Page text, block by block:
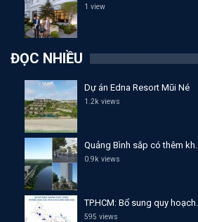
1 view
ĐỌC NHIỀU
Dự án Edna Resort Mũi Né
1.2k views
Quảng Bình sắp có thêm kh...
0.9k views
TP.HCM: Bổ sung quy hoạch...
595 views